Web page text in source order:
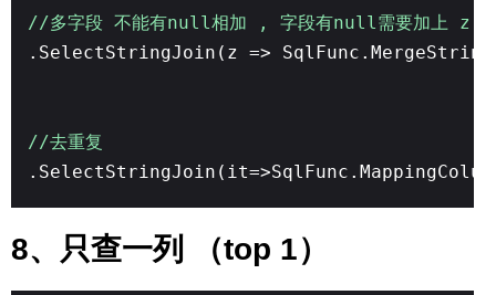
//多字段 不能有null相加 , 字段有null需要加上
.SelectStringJoin(z =>
//去重复
8、只查一列 （top 1）